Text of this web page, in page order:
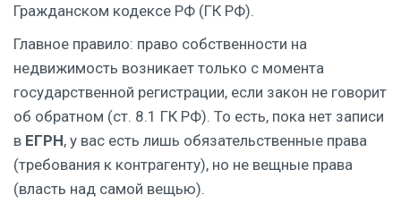
Гражданском кодексе РФ (ГК РФ).
Главное правило: право собственности на
недвижимость возникает только с момента
государственной регистрации, если закон не говорит
об обратном (ст. 8.1 ГК РФ). То есть, пока нет записи
в ЕГРН, у вас есть лишь обязательственные права
(требования к контрагенту), но не вещные права
(власть над самой вещью).